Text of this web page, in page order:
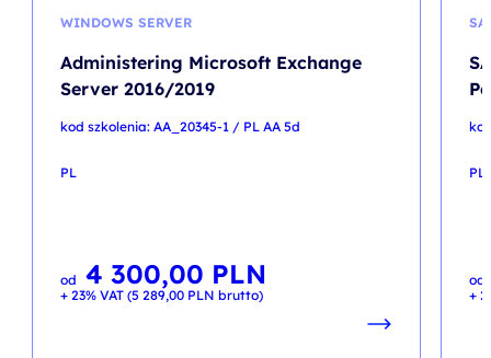
WINDOWS SERVER
Administering Microsoft Exchange
Server 2016/2019
kod szkolenia: AA_20345-1 / PL AA 5d
PL
od 4 300,00 PLN
+ 23% VAT (5 289,00 PLN brutto)
PL
od
+